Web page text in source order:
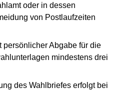
oder in dessen
von Postlaufzeiten
persönlicher Abgabe für die
mindestens drei
des Wahlbriefes erfolgt bei